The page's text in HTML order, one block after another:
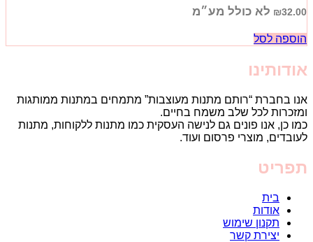
₪32.00 לא כולל מע״מ
הוספה לסל
אודותינו
אנו בחברת “רותם מתנות מעוצבות” מתמחים במתנות ממותגות
ומזכרות לכל שלב משמח בחיים.
כמו כן, אנו פונים גם לנישה העסקית כמו מתנות ללקוחות, מתנות
לעובדים, מוצרי פרסום ועוד.
תפריט
בית
אודות
תקנון שימוש
יצירת קשר